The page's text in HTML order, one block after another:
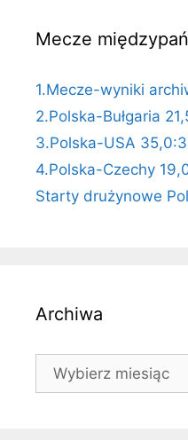
Mecze
1.Mecze-wyniki
2.Polska-Bułgaria
3.Polska-USA
4.Polska-Czechy
Starty drużynowe
Archiwa
Archiwa